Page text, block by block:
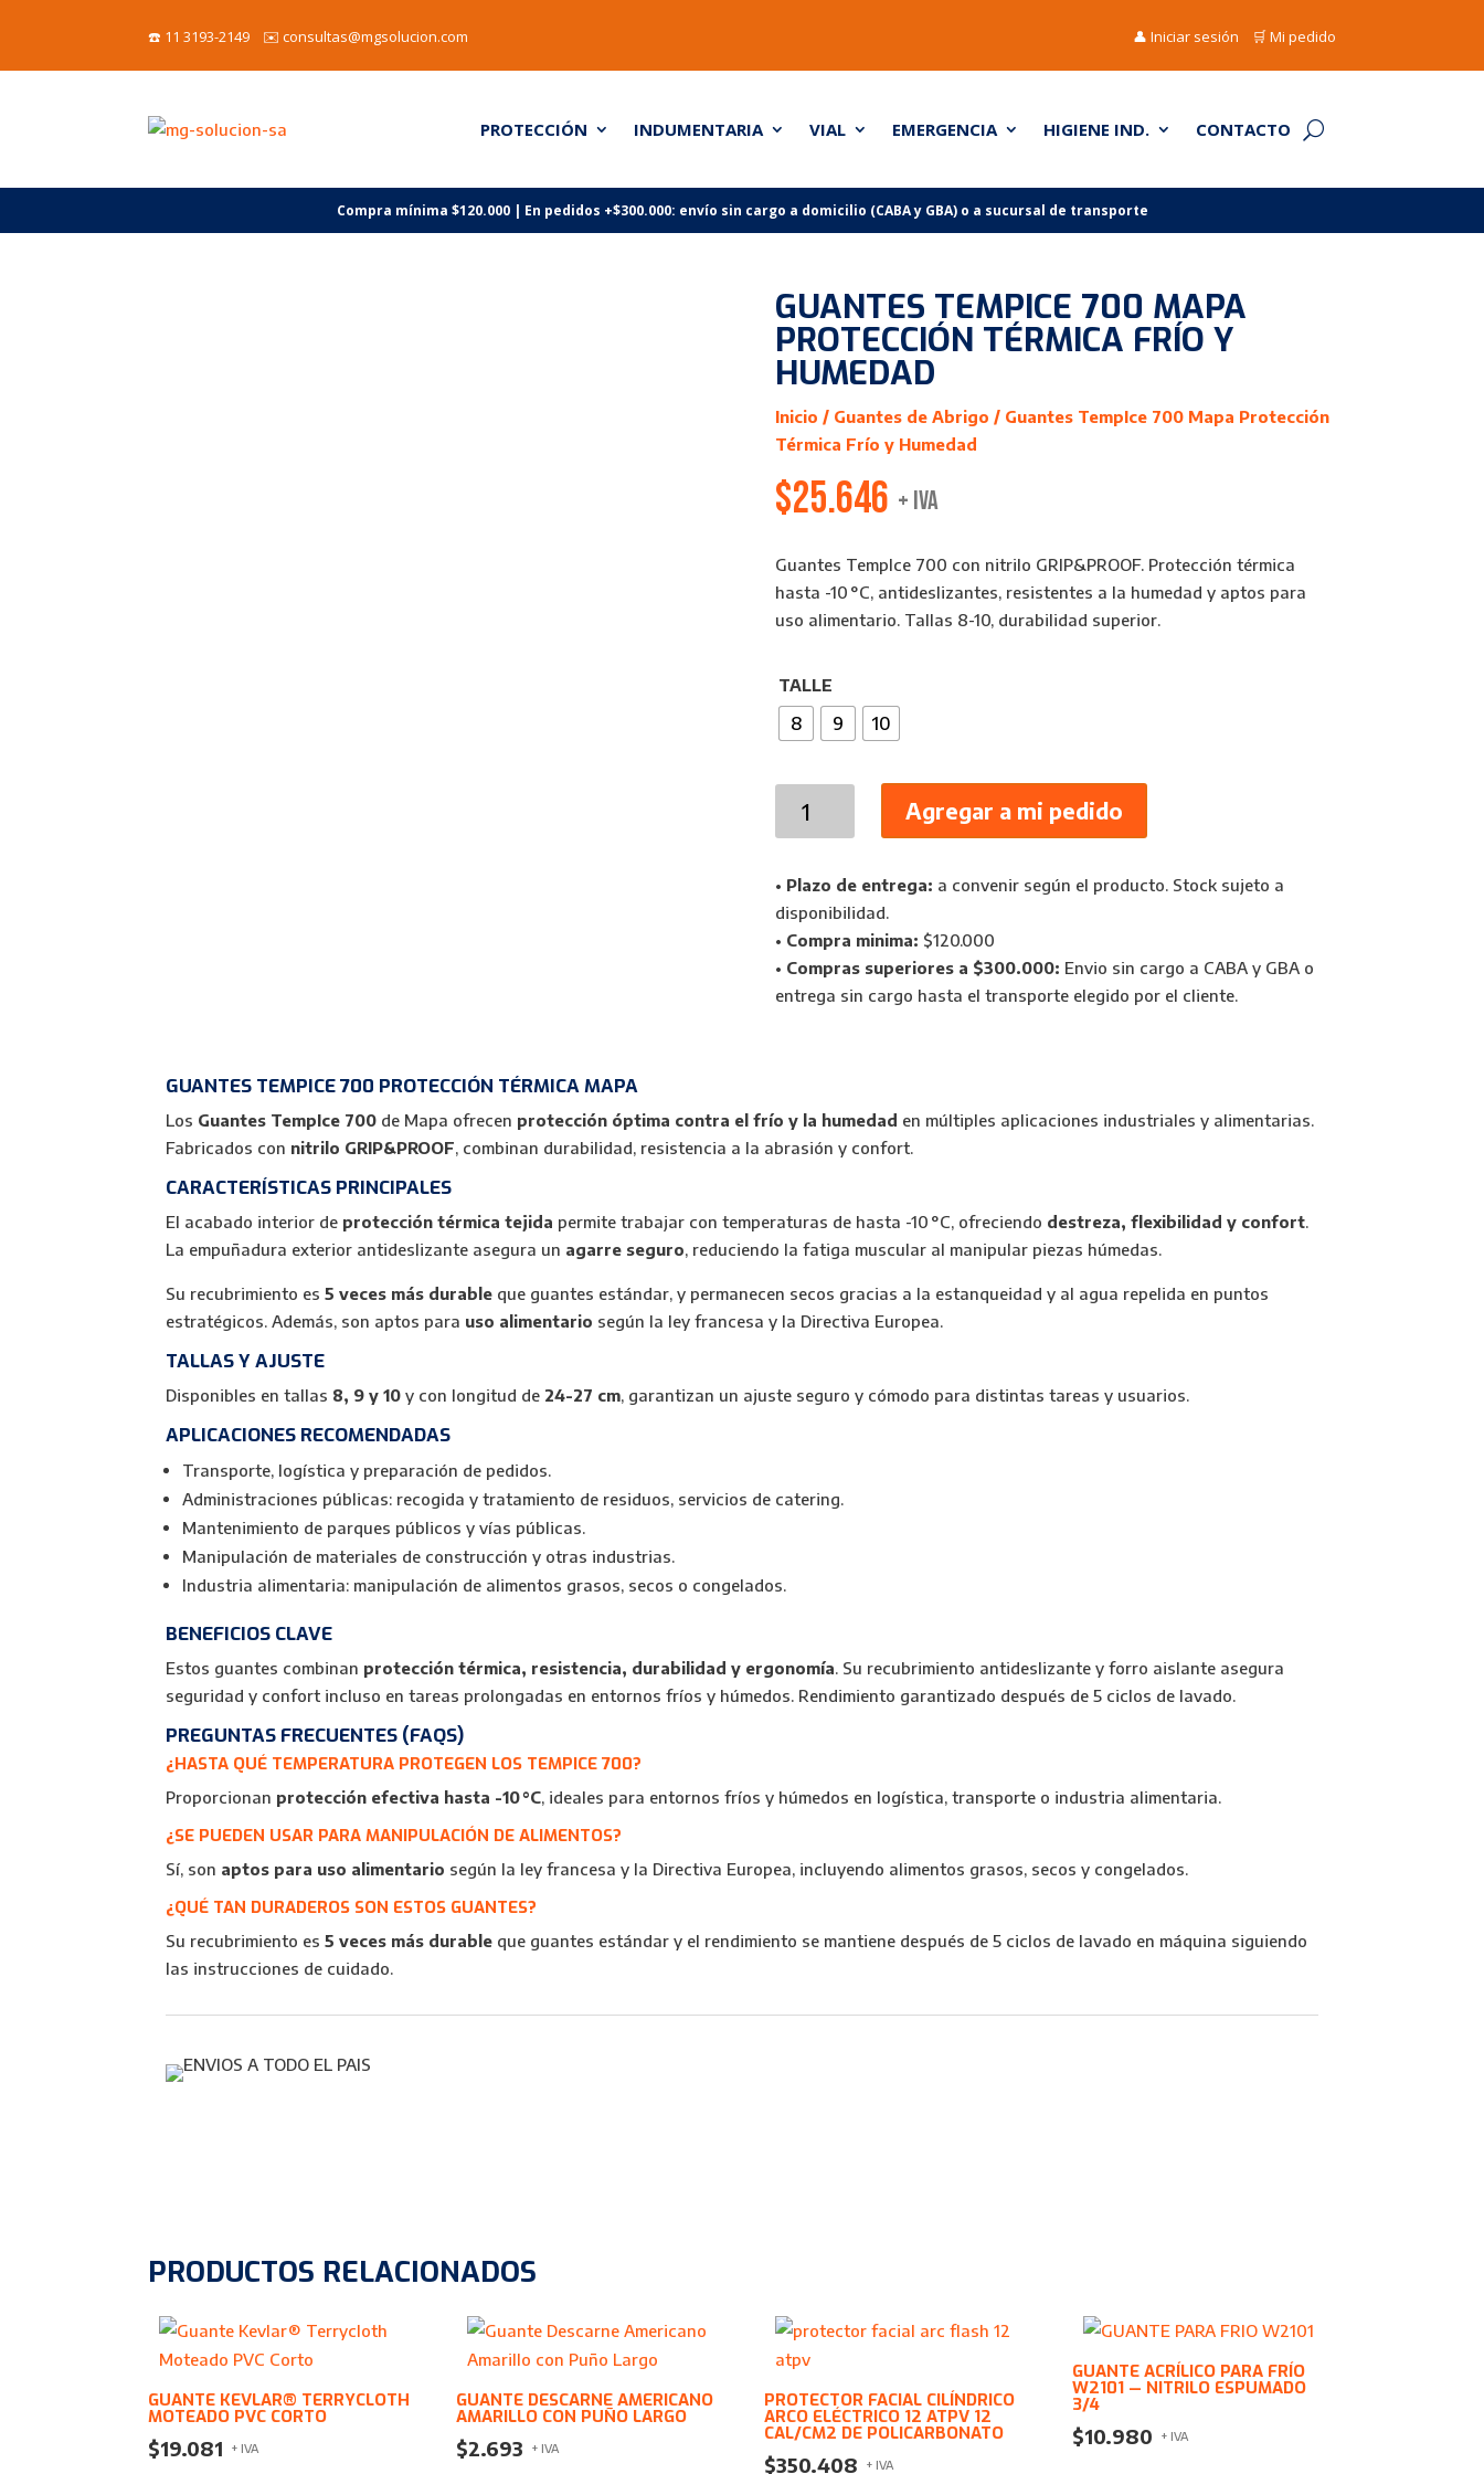
☎️ 11 3193-2149 ✉️ consultas@mgsolucion.com 👤 Iniciar sesión 🛒 Mi pedido
PROTECCIÓN INDUMENTARIA VIAL EMERGENCIA HIGIENE IND. CONTACTO
Compra mínima $120.000 | En pedidos +$300.000: envío sin cargo a domicilio (CABA y GBA) o a sucursal de transporte
GUANTES TEMPICE 700 MAPA
PROTECCIÓN TÉRMICA FRÍO Y
HUMEDAD
Inicio / Guantes de Abrigo / Guantes TempIce 700 Mapa Protección
Térmica Frío y Humedad
$25.646 + IVA
Guantes TempIce 700 con nitrilo GRIP&PROOF. Protección térmica
hasta -10 °C, antideslizantes, resistentes a la humedad y aptos para
uso alimentario. Tallas 8-10, durabilidad superior.
TALLE
8 9 10
TempIce
Mapa
Protección
Térmica
Frío
y
Agregar a mi pedido
• Plazo de entrega: a convenir según el producto. Stock sujeto a
disponibilidad.
• Compra minima: $120.000
• Compras superiores a $300.000: Envio sin cargo a CABA y GBA o
entrega sin cargo hasta el transporte elegido por el cliente.
GUANTES TEMPICE 700 PROTECCIÓN TÉRMICA MAPA
Los Guantes TempIce 700 de Mapa ofrecen protección óptima contra el frío y la humedad en múltiples aplicaciones industriales y alimentarias.
Fabricados con nitrilo GRIP&PROOF, combinan durabilidad, resistencia a la abrasión y confort.
CARACTERÍSTICAS PRINCIPALES
El acabado interior de protección térmica tejida permite trabajar con temperaturas de hasta -10 °C, ofreciendo destreza, flexibilidad y confort.
La empuñadura exterior antideslizante asegura un agarre seguro, reduciendo la fatiga muscular al manipular piezas húmedas.
Su recubrimiento es5 veces más durable que guantes estándar, y permanecen secos gracias a la estanqueidad y al agua repelida en puntos
estratégicos. Además, son aptos para uso alimentario según la ley francesa y la Directiva Europea.
TALLAS Y AJUSTE
Disponibles en tallas 8, 9 y 10 y con longitud de 24-27 cm, garantizan un ajuste seguro y cómodo para distintas tareas y usuarios.
APLICACIONES RECOMENDADAS
Transporte, logística y preparación de pedidos.
Administraciones públicas: recogida y tratamiento de residuos, servicios de catering.
Mantenimiento de parques públicos y vías públicas.
Manipulación de materiales de construcción y otras industrias.
Industria alimentaria: manipulación de alimentos grasos, secos o congelados.
BENEFICIOS CLAVE
Estos guantes combinan protección térmica, resistencia, durabilidad y ergonomía. Su recubrimiento antideslizante y forro aislante asegura
seguridad y confort incluso en tareas prolongadas en entornos fríos y húmedos. Rendimiento garantizado después de 5 ciclos de lavado.
PREGUNTAS FRECUENTES (FAQS)
¿HASTA QUÉ TEMPERATURA PROTEGEN LOS TEMPICE 700?
Proporcionan protección efectiva hasta -10 °C, ideales para entornos fríos y húmedos en logística, transporte o industria alimentaria.
¿SE PUEDEN USAR PARA MANIPULACIÓN DE ALIMENTOS?
Sí, son aptos para uso alimentario según la ley francesa y la Directiva Europea, incluyendo alimentos grasos, secos y congelados.
¿QUÉ TAN DURADEROS SON ESTOS GUANTES?
Su recubrimiento es5 veces más durable que guantes estándar y el rendimiento se mantiene después de 5 ciclos de lavado en máquina siguiendo
las instrucciones de cuidado.
PRODUCTOS RELACIONADOS
GUANTE KEVLAR® TERRYCLOTH
MOTEADO PVC CORTO
$19.081 + IVA
GUANTE DESCARNE AMERICANO
AMARILLO CON PUÑO LARGO
$2.693 + IVA
PROTECTOR FACIAL CILÍNDRICO
ARCO ELÉCTRICO 12 ATPV 12
CAL/CM2 DE POLICARBONATO
$350.408 + IVA
GUANTE ACRÍLICO PARA FRÍO
W2101 — NITRILO ESPUMADO
3/4
$10.980 + IVA